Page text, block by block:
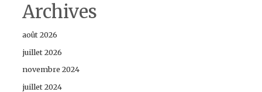
Archives
août 2026
juillet 2026
novembre 2024
juillet 2024